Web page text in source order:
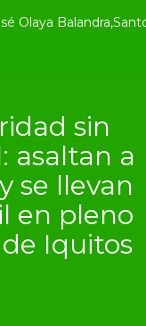
Olaya Balandra,
sin
asaltan a
se llevan
en pleno
Iquitos